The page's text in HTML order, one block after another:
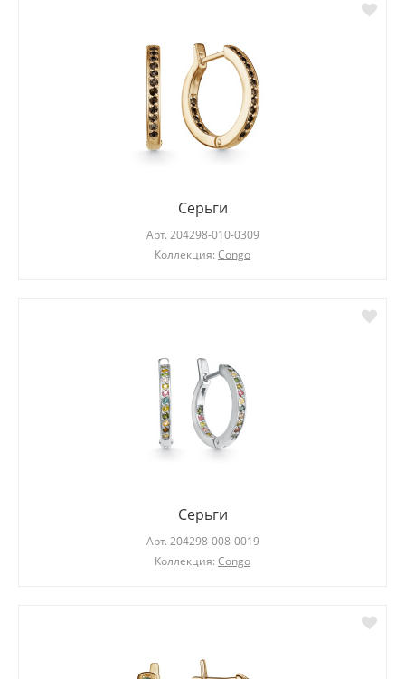
Серьги
Арт. 204298-010-0309
Коллекция: Congo
Серьги
Арт. 204298-008-0019
Коллекция: Congo